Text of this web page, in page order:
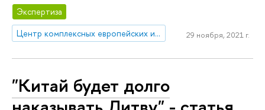
Экспертиза
Центр комплексных европейских и международных исследований (ЦКЕМИ)
29 ноября, 2021 г.
"Китай будет долго